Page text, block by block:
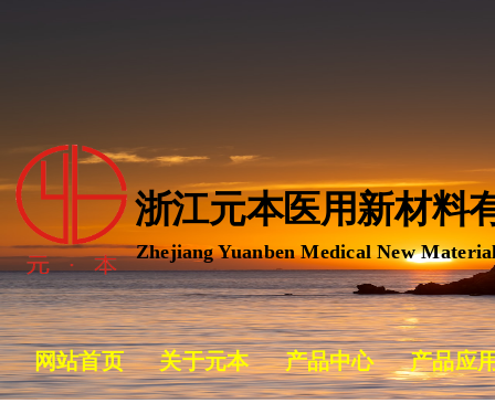
网站首页 关于元本 产品中心 产品应
浙江元本医用新材料
Zhejiang Yuanben Medical New